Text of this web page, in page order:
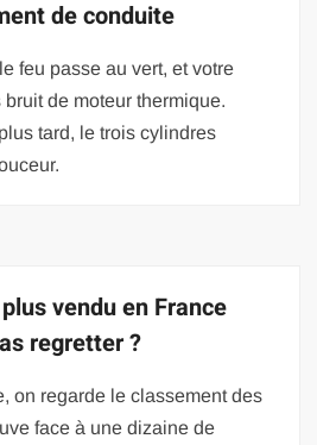
de conduite
feu passe au vert, et votre
de moteur thermique.
tard, le trois cylindres
vendu en France
regretter ?
on regarde le classement des
face à une dizaine de